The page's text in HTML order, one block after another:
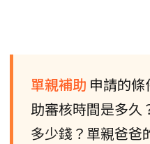
單親補助 申請的
助審核時間是多久
多少錢？單親爸爸